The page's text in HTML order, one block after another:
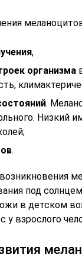
,
организма
.
Низкий
.
под
в детском
у взрослого